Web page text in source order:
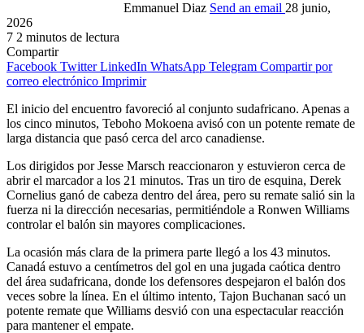
Emmanuel Diaz Send an email 28 junio,
2026
7 2 minutos de lectura
Compartir
Facebook Twitter LinkedIn WhatsApp Telegram Compartir por
correo electrónico Imprimir
El inicio del encuentro favoreció al conjunto sudafricano. Apenas a
los cinco minutos, Teboho Mokoena avisó con un potente remate de
larga distancia que pasó cerca del arco canadiense.
Los dirigidos por Jesse Marsch reaccionaron y estuvieron cerca de
abrir el marcador a los 21 minutos. Tras un tiro de esquina, Derek
Cornelius ganó de cabeza dentro del área, pero su remate salió sin la
fuerza ni la dirección necesarias, permitiéndole a Ronwen Williams
controlar el balón sin mayores complicaciones.
La ocasión más clara de la primera parte llegó a los 43 minutos.
Canadá estuvo a centímetros del gol en una jugada caótica dentro
del área sudafricana, donde los defensores despejaron el balón dos
veces sobre la línea. En el último intento, Tajon Buchanan sacó un
potente remate que Williams desvió con una espectacular reacción
para mantener el empate.